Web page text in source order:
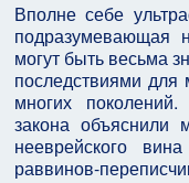
Вполне себе
подразумевающая
могут быть весьма
последствиями
многих
закона объяснили
нееврейского
раввинов-